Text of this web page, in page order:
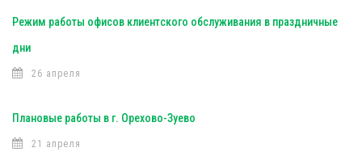
Режим работы офисов клиентского обслуживания в праздничные
дни
26 апреля
Плановые работы в г. Орехово-Зуево
21 апреля